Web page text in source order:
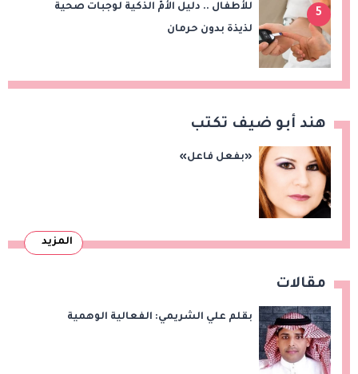
5
للأطفال .. دليل الأمّ الذكية لوجبات صحية
لذيذة بدون حرمان
هند أبو ضيف تكتب
«بفعل فاعل»
المزيد
مقالات
بقلم علي الشريمي: الفعالية الوهمية